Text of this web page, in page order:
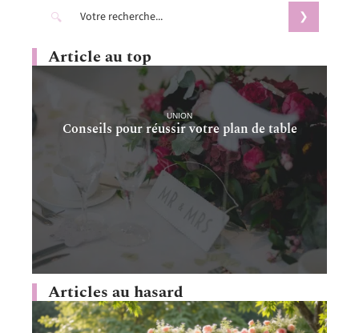
Article au top
UNION
Conseils pour réussir votre plan de table
Articles au hasard